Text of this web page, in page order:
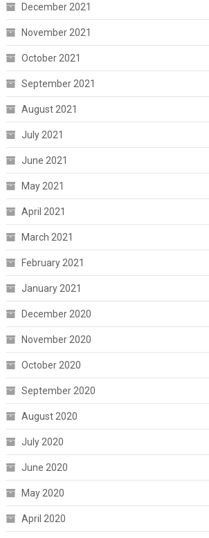
December 2021
November 2021
October 2021
September 2021
August 2021
July 2021
June 2021
May 2021
April 2021
March 2021
February 2021
January 2021
December 2020
November 2020
October 2020
September 2020
August 2020
July 2020
June 2020
May 2020
April 2020